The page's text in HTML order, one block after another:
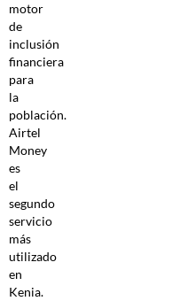
motor
de
inclusión
financiera
para
la
población.
Airtel
Money
es
el
segundo
servicio
más
utilizado
en
Kenia.